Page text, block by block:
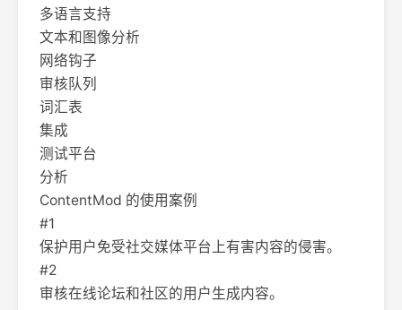
多语言支持
文本和图像分析
网络钩子
审核队列
词汇表
集成
测试平台
分析
ContentMod 的使用案例
#1
保护用户免受社交媒体平台上有害内容的侵害。
#2
审核在线论坛和社区的用户生成内容。